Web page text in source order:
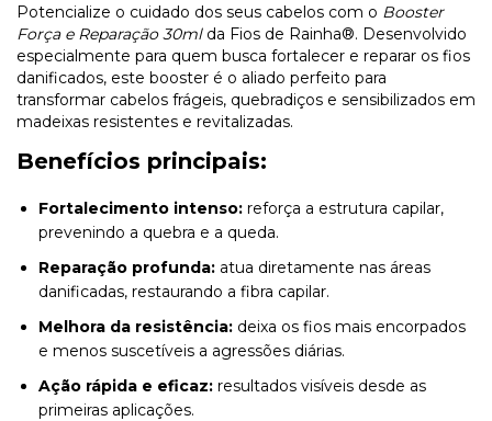
Potencialize o cuidado dos seus cabelos com o Booster
Força e Reparação 30mlda Fios de Rainha®. Desenvolvido
especialmente para quem busca fortalecer e reparar os fios
danificados, este booster é o aliado perfeito para
transformar cabelos frágeis, quebradiços e sensibilizados em
madeixas resistentes e revitalizadas.
Benefícios principais:
Fortalecimento intenso: reforça a estrutura capilar,
prevenindo a quebra e a queda.
Reparação profunda: atua diretamente nas áreas
danificadas, restaurando a fibra capilar.
Melhora da resistência: deixa os fios mais encorpados
e menos suscetíveis a agressões diárias.
Ação rápida e eficaz: resultados visíveis desde as
primeiras aplicações.